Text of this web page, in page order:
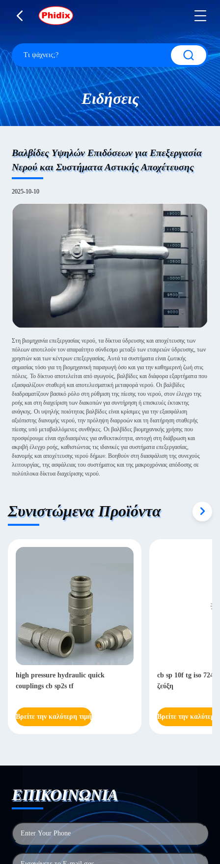
Ειδήσεις
Βαλβίδες Υψηλών Επιδόσεων για Επεξεργασία
Νερού και Συστήματα Αστικής Αποχέτευσης
2025-10-10
Στη βιομηχανία επεξεργασίας νερού, τα δίκτυα ύδρευσης και αποχέτευσης των
πόλεων αποτελούν τον απαραίτητο σύνδεσμο μεταξύ των εταιρειών ύδρευσης, των
χρηστών και των κέντρων επεξεργασίας. Αυτά τα συστήματα είναι ζωτικής
σημασίας τόσο για τη βιομηχανική παραγωγή όσο και για την καθημερινή ζωή στις
πόλεις. Το δίκτυο αποτελείται από αγωγούς, βαλβίδες και διάφορα εξαρτήματα που
εξασφαλίζουν σταθερή και αποτελεσματική μεταφορά νερού. Οι βαλβίδες
διαδραματίζουν βασικό ρόλο στη ρύθμιση της πίεσης του νερού, στον έλεγχο της
ροής και στη διαχείριση των διακοπών για συντήρηση ή επισκευές έκτακτης
ανάγκης. Οι υψηλής ποιότητας βαλβίδες είναι κρίσιμες για την εξασφάλιση
αξιόπιστης διανομής νερού, την πρόληψη διαρροών και τη διατήρηση σταθερής
πίεσης υπό μεταβαλλόμενες συνθήκες. Οι βαλβίδες βιομηχανικής χρήσης που
προσφέρουμε είναι σχεδιασμένες για ανθεκτικότητα, αντοχή στη διάβρωση και
ακριβή έλεγχο ροής, καθιστώντας τις ιδανικές για συστήματα επεξεργασίας,
διανομής και αποχέτευσης νερού δήμων. Βοηθούν στη διασφάλιση της συνεχούς
λειτουργίας, της ασφάλειας του συστήματος και της μακροχρόνιας απόδοσης σε
πολύπλοκα δίκτυα διαχείρισης νερού.
Συνιστώμενα Προϊόντα
high pressure hydraulic quick
couplings cb sp2s tf
Βρείτε την καλύτερη τιμή
cb sp 10f tg iso 7241
ζεύξη
Βρείτε την καλύτερη
ΕΠΙΚΟΙΝΩΝΙΑ